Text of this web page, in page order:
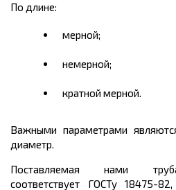
По длине:
мерной;
немерной;
кратной мерной.
Важными параметрами
диаметр.
Поставляемая нами
соответствует ГОСТу 18475-